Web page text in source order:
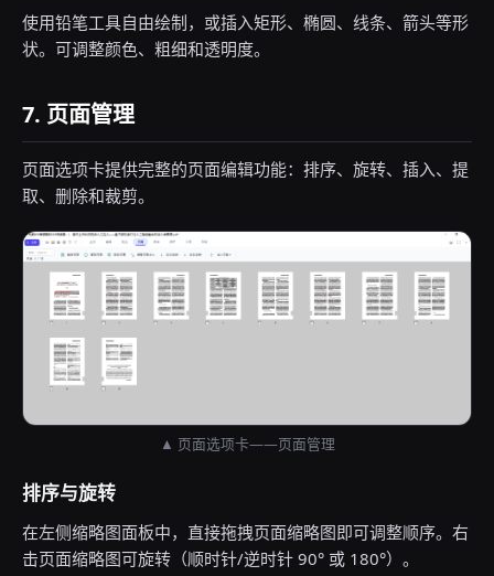
使用铅笔工具自由绘制，或插入矩形、椭圆、线条、箭头等形
状。可调整颜色、粗细和透明度。
7. 页面管理
页面选项卡提供完整的页面编辑功能：排序、旋转、插入、提
取、删除和裁剪。
▲ 页面选项卡——页面管理
排序与旋转
在左侧缩略图面板中，直接拖拽页面缩略图即可调整顺序。右
击页面缩略图可旋转（顺时针/逆时针 90° 或 180°）。